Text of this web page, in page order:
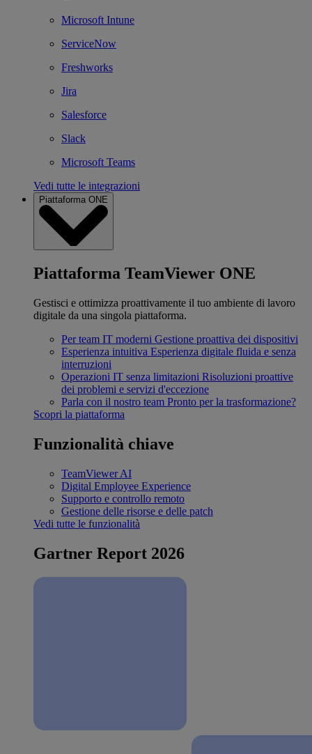
Microsoft Intune
ServiceNow
Freshworks
Jira
Salesforce
Slack
Microsoft Teams
Vedi tutte le integrazioni
Piattaforma ONE
Piattaforma TeamViewer ONE
Gestisci e ottimizza proattivamente il tuo ambiente di lavoro
digitale da una singola piattaforma.
Per team IT moderni Gestione proattiva dei dispositivi
Esperienza intuitiva Esperienza digitale fluida e senza
interruzioni
Operazioni IT senza limitazioni Risoluzioni proattive
dei problemi e servizi d'eccezione
Parla con il nostro team Pronto per la trasformazione?
Scopri la piattaforma
Funzionalità chiave
TeamViewer AI
Digital Employee Experience
Supporto e controllo remoto
Gestione delle risorse e delle patch
Vedi tutte le funzionalità
Gartner Report 2026